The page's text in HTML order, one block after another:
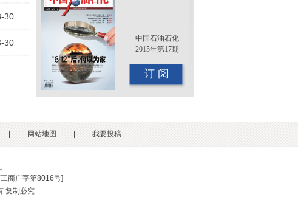
30
30
中国石油石化
2015年第17期
订 阅
网站地图 我要投稿
商广字第8016号]
复制必究